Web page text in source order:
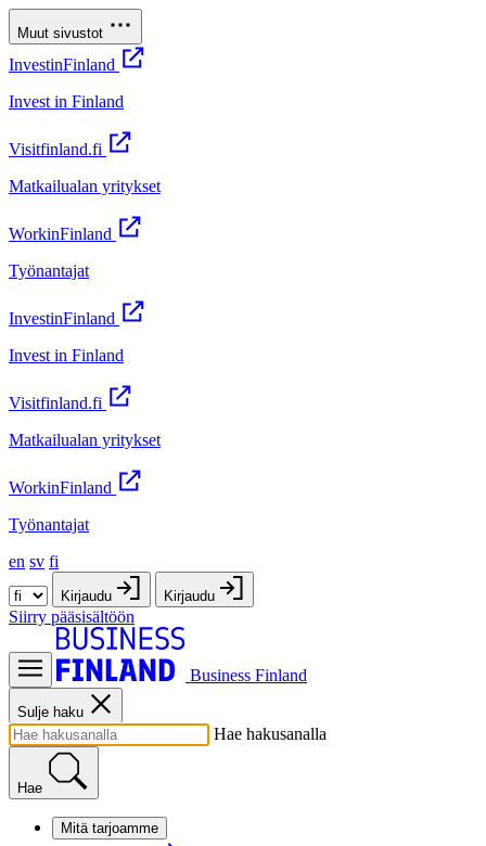
Muut sivustot
InvestinFinland
Invest in Finland
Visitfinland.fi
Matkailualan yritykset
WorkinFinland
Työnantajat
InvestinFinland
Invest in Finland
Visitfinland.fi
Matkailualan yritykset
WorkinFinland
Työnantajat
en sv fi
Kirjaudu Kirjaudu
Siirry pääsisältöön
Business Finland
Sulje haku
Hae hakusanalla
Hae
Mitä tarjoamme